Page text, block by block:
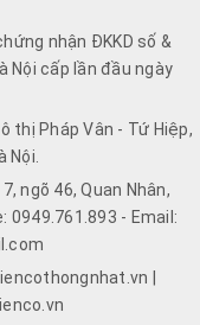
nhận ĐKKD số &
Nội cấp lần đầu ngày
thị Pháp Vân - Tứ Hiệp,
Nội.
ngõ 46, Quan Nhân,
0949.761.893 - Email:
|